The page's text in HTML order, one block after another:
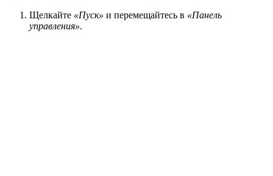
Щелкайте «Пуск» и перемещайтесь в «Панель
управления».